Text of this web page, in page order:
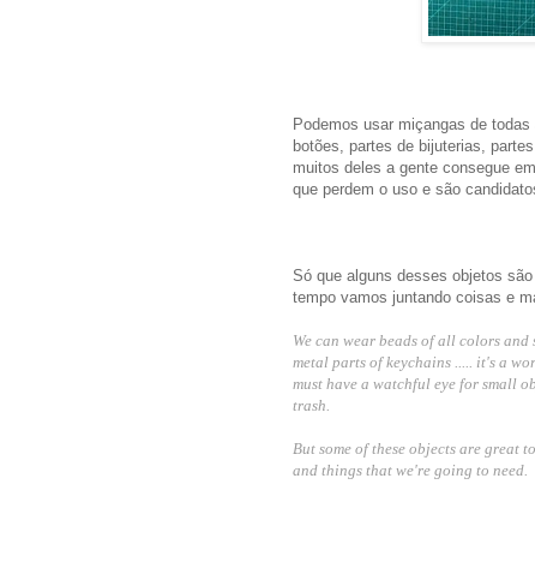
Podemos usar miçangas de
botões, partes de bijuterias,
muitos deles a gente consegue
que perdem o uso e são
Só que alguns desses objetos
tempo vamos juntando coisas e
We can wear beads of all colors and
metal parts of keychains ..... it's a
must have a watchful eye for small
trash.
But some of these objects are great
and things that we're going to need.